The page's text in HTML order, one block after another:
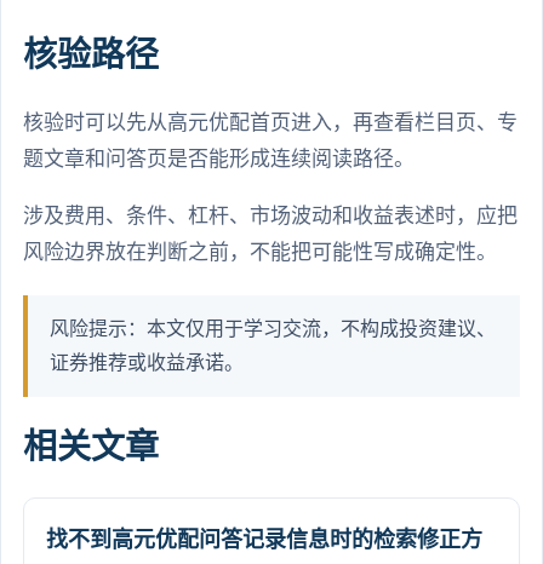
核验路径
核验时可以先从高元优配首页进入，再查看栏目页、专
题文章和问答页是否能形成连续阅读路径。
涉及费用、条件、杠杆、市场波动和收益表述时，应把
风险边界放在判断之前，不能把可能性写成确定性。
风险提示：本文仅用于学习交流，不构成投资建议、
证券推荐或收益承诺。
相关文章
找不到高元优配问答记录信息时的检索修正方